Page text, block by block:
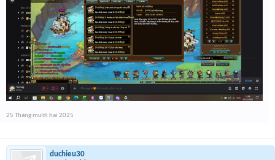
25 Tháng mười hai 2025
duchieu30